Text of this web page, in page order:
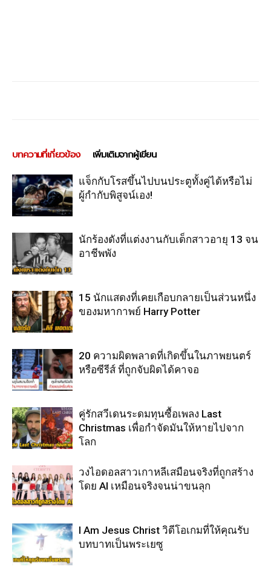
บทความที่เกี่ยวข้อง เพิ่มเติมจากผู้เขียน
แจ็กกับโรสขึ้นไปบนประตูทั้งคู่ได้หรือไม่
ผู้กำกับพิสูจน์เอง!
นักร้องดังที่แต่งงานกับเด็กสาวอายุ 13 จน
อาชีพพัง
15 นักแสดงที่เคยเกือบกลายเป็นส่วนหนึ่ง
ของมหากาพย์ Harry Potter
20 ความผิดพลาดที่เกิดขึ้นในภาพยนตร์
หรือซีรีส์ ที่ถูกจับผิดได้คาจอ
คู่รักสวีเดนระดมทุนซื้อเพลง Last
Christmas เพื่อกำจัดมันให้หายไปจาก
โลก
วงไอดอลสาวเกาหลีเสมือนจริงที่ถูกสร้าง
โดย AI เหมือนจริงจนน่าขนลุก
I Am Jesus Christ วิดีโอเกมที่ให้คุณรับ
บทบาทเป็นพระเยซู